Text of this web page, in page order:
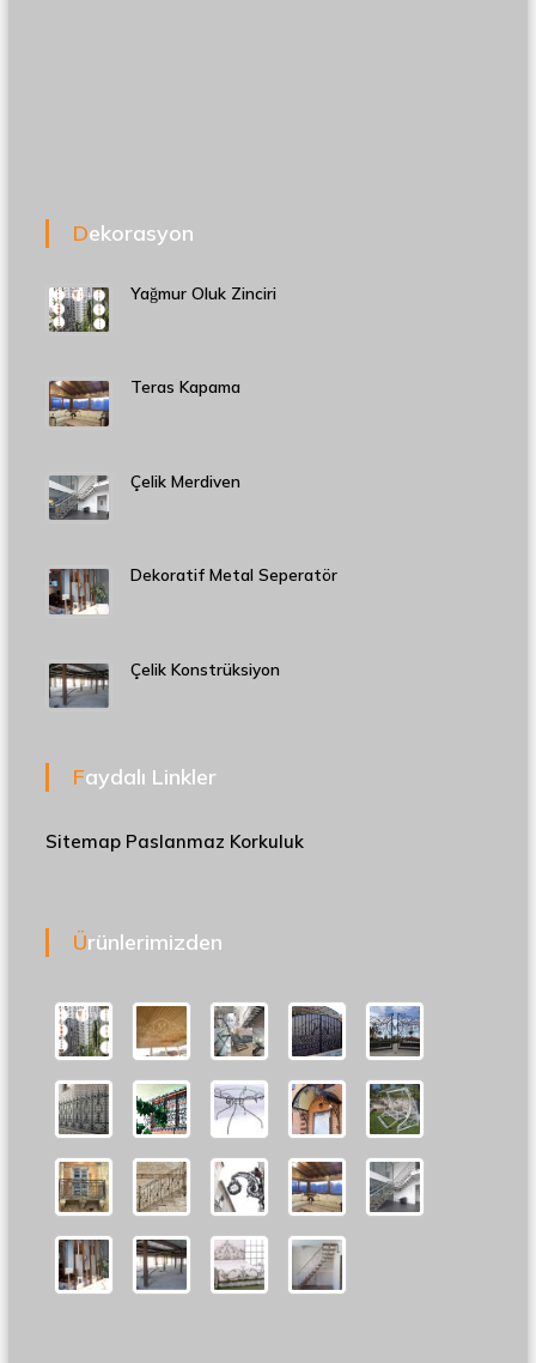
Dekorasyon
Yağmur Oluk Zinciri
Teras Kapama
Çelik Merdiven
Dekoratif Metal Seperatör
Çelik Konstrüksiyon
Faydalı Linkler
Sitemap Paslanmaz Korkuluk
Ürünlerimizden